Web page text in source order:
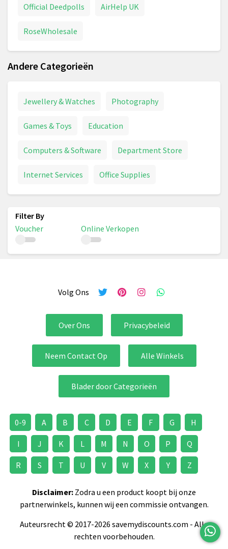
Official Deedpolls AirHelp UK
RoseWholesale
Andere Categorieën
Jewellery & Watches Photography
Games & Toys Education
Computers & Software Department Store
Internet Services Office Supplies
Voucher Online Verkopen
Volg Ons
Over Ons Privacybeleid
Neem Contact Op Alle Winkels
Blader door Categorieën
0-9 A B C D E F G H
I J K L M N O P Q
R S T U V W X Y Z
Disclaimer: Zodra u een product koopt bij onze
partnerwinkels, kunnen wij een commissie ontvangen.
Auteursrecht © 2017-2026 savemydiscounts.com - Alle
rechten voorbehouden.